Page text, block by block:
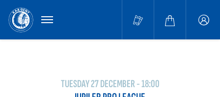
MENU
TUESDAY 27 DECEMBER - 18:00